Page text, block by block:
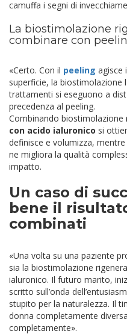
camuffa i segni di
La biostimolazione
combinare con
«Certo. Con il peeling agisce
superficie, la
trattamenti si eseguono a
precedenza al peeling.
Combinando biostimolazione
con acido ialuronico si
definisce e volumizza,
ne migliora la qualità
impatto.
Un caso di
bene il
combinati
«Una volta su una paziente
sia la biostimolazione
ialuronico. Il futuro marito,
scritto sull’onda
stupito per la naturalezza. Il
donna completamente
completamente».